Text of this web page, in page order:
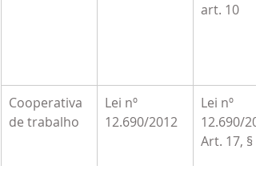
art. 10
Cooperativa
de trabalho
Lei nº
12.690/2012
Lei nº
12.690/
Art. 17, §